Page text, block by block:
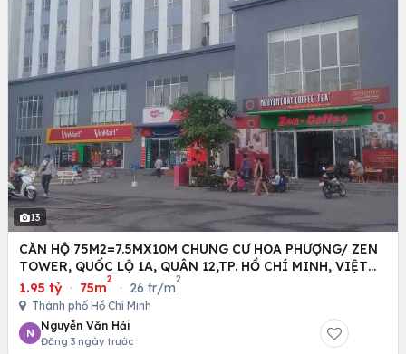
13
CĂN HỘ 75M2=7.5MX10M CHUNG CƯ HOA PHƯỢNG/ ZEN
TOWER, QUỐC LỘ 1A, QUÂN 12,TP. HỒ CHÍ MINH, VIỆT
NAM
1.95 tỷ · 75m
2
· 26 tr/m
2
Thành phố Hồ Chí Minh
N
Nguyễn Văn Hải
Đăng 3 ngày trước